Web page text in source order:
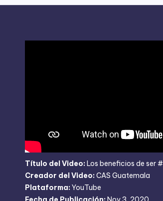
Título del Video: Los beneficios de ser
Creador del Video: CAS Guatemala
Plataforma: YouTube